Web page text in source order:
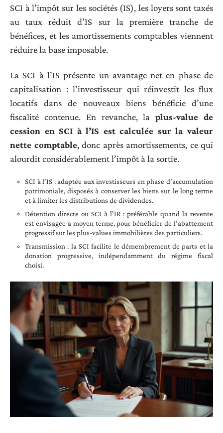
SCI à l’impôt sur les sociétés (IS), les loyers sont taxés
au taux réduit d’IS sur la première tranche de
bénéfices, et les amortissements comptables viennent
réduire la base imposable.
La SCI à l’IS présente un avantage net en phase de
capitalisation : l’investisseur qui réinvestit les flux
locatifs dans de nouveaux biens bénéficie d’une
fiscalité contenue. En revanche, laplus-value de
cession en SCI à l’IS est calculée sur la valeur
nette comptable, donc après amortissements, ce qui
alourdit considérablement l’impôt à la sortie.
SCI à l’IS : adaptée aux investisseurs en phase d’accumulation
patrimoniale, disposés à conserver les biens sur le long terme
et à limiter les distributions de dividendes.
Détention directe ou SCI à l’IR : préférable quand la revente
est envisagée à moyen terme, pour bénéficier de l’abattement
progressif sur les plus-values immobilières des particuliers.
Transmission : la SCI facilite le démembrement de parts et la
donation progressive, indépendamment du régime fiscal
choisi.